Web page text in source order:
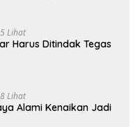
Lihat
Harus Ditindak Tegas
Lihat
Alami Kenaikan Jadi